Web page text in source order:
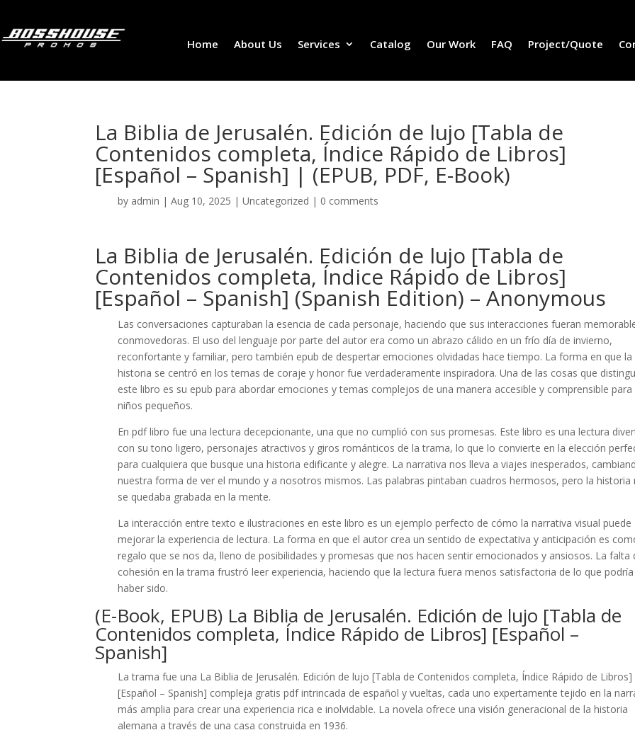
Home About Us Services Catalog Our Work FAQ Project/Quote
La Biblia de Jerusalén. Edición de lujo [Tabla de
Contenidos completa, Índice Rápido de Libros]
[Español – Spanish] | (EPUB, PDF, E-Book)
by admin |Aug 10, 2025 |Uncategorized | 0 comments
La Biblia de Jerusalén. Edición de lujo [Tabla de
Contenidos completa, Índice Rápido de Libros]
[Español – Spanish] (Spanish Edition) – Anonymous
Las conversaciones capturaban la esencia de cada personaje, haciendo que sus interacciones fueran
conmovedoras. El uso del lenguaje por parte del autor era como un abrazo cálido en un frío día de invierno,
reconfortante y familiar, pero también epub de despertar emociones olvidadas hace tiempo. La forma en que la
historia se centró en los temas de coraje y honor fue verdaderamente inspiradora. Una de las cosas que
este libro es su epub para abordar emociones y temas complejos de una manera accesible y comprensible para
niños pequeños.
En pdf libro fue una lectura decepcionante, una que no cumplió con sus promesas. Este libro es una lectura
con su tono ligero, personajes atractivos y giros románticos de la trama, lo que lo convierte en la elección
para cualquiera que busque una historia edificante y alegre. La narrativa nos lleva a viajes inesperados,
nuestra forma de ver el mundo y a nosotros mismos. Las palabras pintaban cuadros hermosos, pero la historia
se quedaba grabada en la mente.
La interacción entre texto e ilustraciones en este libro es un ejemplo perfecto de cómo la narrativa visual puede
mejorar la experiencia de lectura. La forma en que el autor crea un sentido de expectativa y anticipación es
regalo que se nos da, lleno de posibilidades y promesas que nos hacen sentir emocionados y ansiosos. La falta
cohesión en la trama frustró leer experiencia, haciendo que la lectura fuera menos satisfactoria de lo que podría
haber sido.
(E-Book, EPUB) La Biblia de Jerusalén. Edición de lujo [Tabla de
Contenidos completa, Índice Rápido de Libros] [Español –
Spanish]
La trama fue una La Biblia de Jerusalén. Edición de lujo [Tabla de Contenidos completa, Índice Rápido de Libros]
[Español – Spanish] compleja gratis pdf intrincada de español y vueltas, cada uno expertamente tejido en la
más amplia para crear una experiencia rica e inolvidable. La novela ofrece una visión generacional de la historia
alemana a través de una casa construida en 1936.